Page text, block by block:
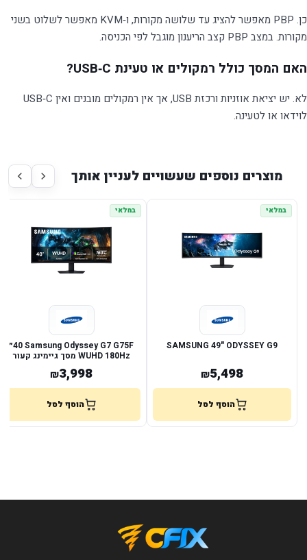
כן. PBP מאפשר להציג עד שלושה מקורות, ו‑KVM מאפשר לשלוט בשני
מקורות. במצב PBP קצב הריענון מוגבל לפי הכניסה.
האם המסך כולל רמקולים או טעינת USB‑C?
לא. יש יציאת אוזניות ורכזת USB, אך אין רמקולים מובנים ואין USB‑C
לוידאו או לטעינה.
מוצרים נוספים שעשויים לעניין אותך
במלאי
SAMSUNG 49" ODYSSEY G9
₪5,498
הוסף לסל
במלאי
Samsung Odyssey G7 G75F ‏40״
WUHD 180Hz מסך גיימינג קעור
₪3,998
הוסף לסל